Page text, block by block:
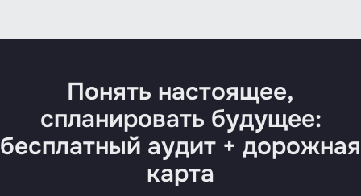
Понять настоящее,
спланировать будущее:
бесплатный аудит + дорожная
карта